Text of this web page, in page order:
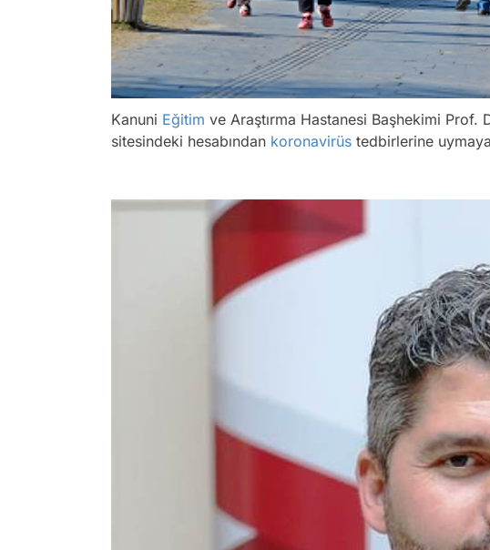
Kanuni Eğitim ve Araştırma Hastanesi Başhekimi Prof.
sitesindeki hesabından koronavirüs tedbirlerine